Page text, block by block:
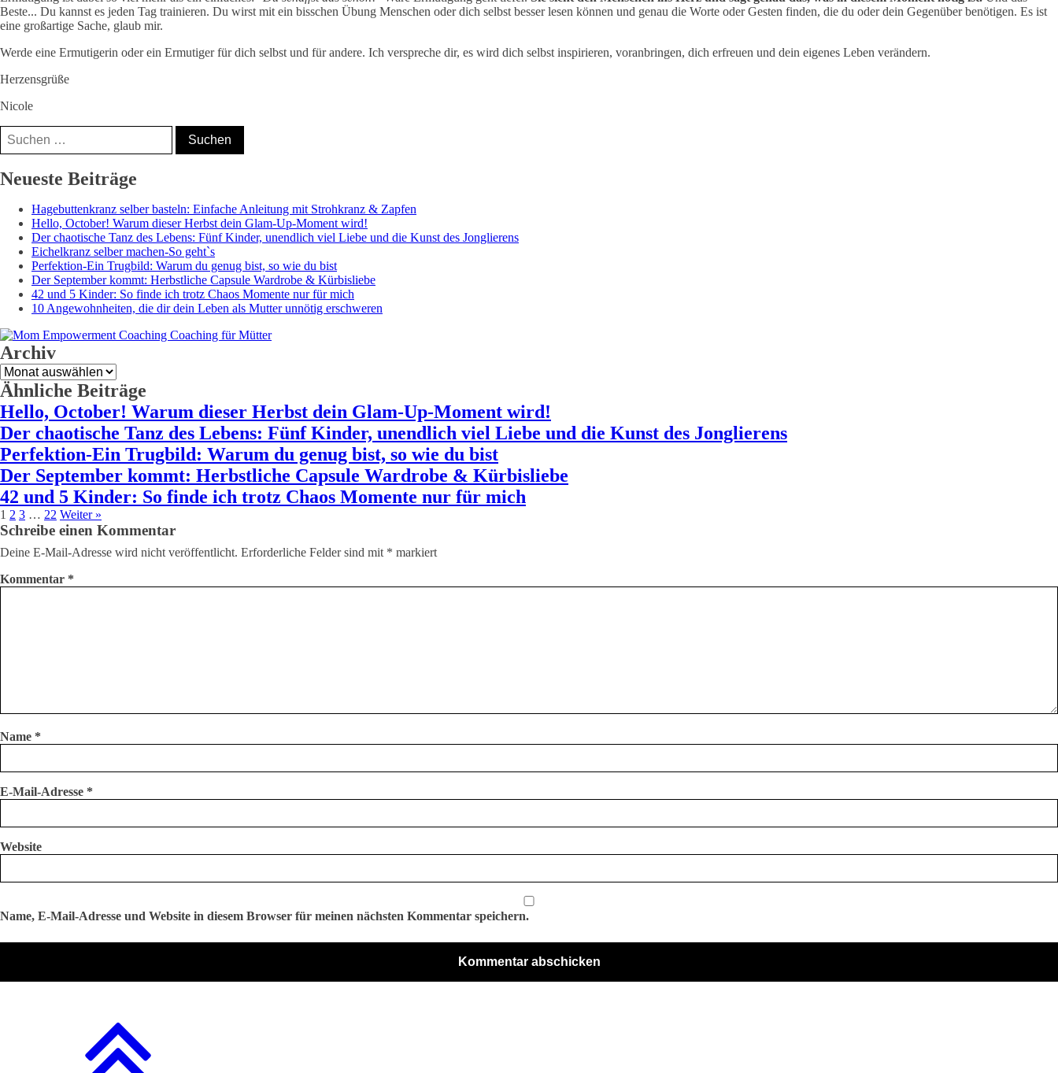
Beste... Du kannst es jeden Tag trainieren. Du wirst mit ein bisschen Übung Menschen oder dich selbst besser lesen können und genau die Worte oder Gesten finden, die du oder dein Gegenüber benötigen. Es ist
eine großartige Sache, glaub mir.
Werde eine Ermutigerin oder ein Ermutiger für dich selbst und für andere. Ich verspreche dir, es wird dich selbst inspirieren, voranbringen, dich erfreuen und dein eigenes Leben verändern.
Herzensgrüße
Nicole
Suchen
nach:
Nicole, Mama⁵,
Coach
Neueste Beiträge
Hagebuttenkranz selber basteln: Einfache Anleitung mit Strohkranz & Zapfen
Hello, October! Warum dieser Herbst dein Glam-Up-Moment wird!
Der chaotische Tanz des Lebens: Fünf Kinder, unendlich viel Liebe und die Kunst des Jonglierens
Eichelkranz selber machen-So geht`s
Perfektion-Ein Trugbild: Warum du genug bist, so wie du bist
Der September kommt: Herbstliche Capsule Wardrobe & Kürbisliebe
42 und 5 Kinder: So finde ich trotz Chaos Momente nur für mich
10 Angewohnheiten, die dir dein Leben als Mutter unnötig erschweren
Archiv
Archiv
Ähnliche Beiträge
Hello, October! Warum dieser Herbst dein Glam-Up-Moment wird!
Der chaotische Tanz des Lebens: Fünf Kinder, unendlich viel Liebe und die Kunst des Jonglierens
Perfektion-Ein Trugbild: Warum du genug bist, so wie du bist
Der September kommt: Herbstliche Capsule Wardrobe & Kürbisliebe
42 und 5 Kinder: So finde ich trotz Chaos Momente nur für mich
1 2 3 … 22 Weiter »
Schreibe einen Kommentar
Deine E-Mail-Adresse wird nicht veröffentlicht. Erforderliche Felder sind mit * markiert
Kommentar *
Name *
E-Mail-Adresse *
Website
Name, E-Mail-Adresse und Website in diesem Browser für meinen nächsten Kommentar speichern.